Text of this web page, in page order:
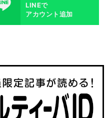
LINEで
アカウント追加